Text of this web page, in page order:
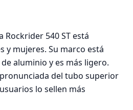
Rockrider 540 ST está
y mujeres. Su marco está
aluminio y es más ligero.
del tubo superior
lo sellen más